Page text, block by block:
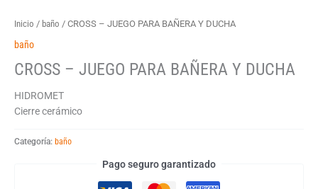
Inicio / baño / CROSS – JUEGO PARA BAÑERA Y DUCHA
baño
CROSS – JUEGO PARA BAÑERA Y DUCHA
HIDROMET
Cierre cerámico
Categoría: baño
Pago seguro garantizado